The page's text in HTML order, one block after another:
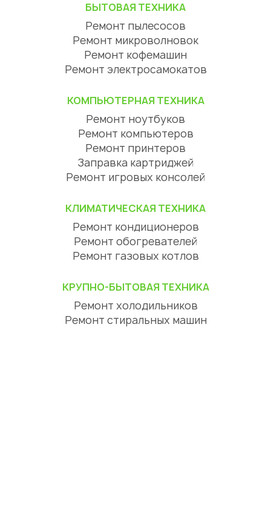
БЫТОВАЯ ТЕХНИКА
Ремонт пылесосов
Ремонт микроволновок
Ремонт кофемашин
Ремонт электросамокатов
КОМПЬЮТЕРНАЯ ТЕХНИКА
Ремонт ноутбуков
Ремонт компьютеров
Ремонт принтеров
Заправка картриджей
Ремонт игровых консолей
КЛИМАТИЧЕСКАЯ ТЕХНИКА
Ремонт кондиционеров
Ремонт обогревателей
Ремонт газовых котлов
КРУПНО-БЫТОВАЯ ТЕХНИКА
Ремонт холодильников
Ремонт стиральных машин